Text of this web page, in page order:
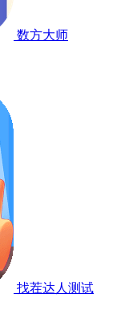
数方大师
找茬达人 测试